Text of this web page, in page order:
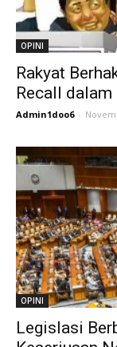
OPINI
Rakyat
Recall
Admin1doo6 -
OPINI
Legislasi